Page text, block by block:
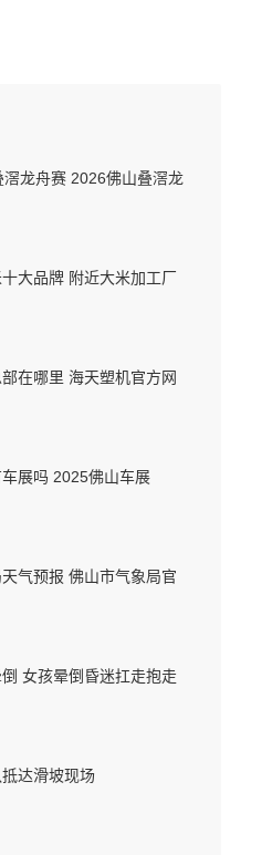
滘龙舟赛 2026佛山叠滘龙
大品牌 附近大米加工厂
在哪里 海天塑机官方网
展吗 2025佛山车展
气预报 佛山市气象局官
女孩晕倒昏迷扛走抱走
达滑坡现场